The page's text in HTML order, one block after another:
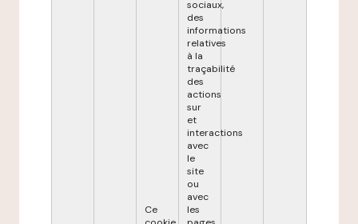
Ce
sociaux,
des
informations
relatives
à la
traçabilité
des
actions
sur
et
interactions
avec
le
site
ou
avec
les